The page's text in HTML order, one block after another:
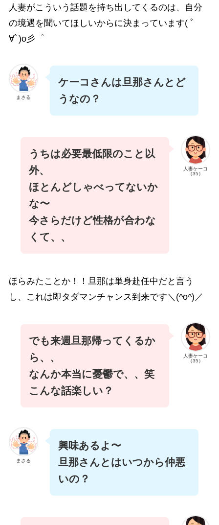
人妻がこういう話題を持ち出してくるのは、自分
の境遇を聞いてほしいからに決まっています( ﾟ
∀ﾟ)o彡゜
まさる
ケーコさんは旦那さんとど
うなの？
人妻ケーコ
（35）
うちは必要最低限のこと以
外、
ほとんどしゃべってないか
な〜
今さらだけど性格が合わな
くて、、
ほらみたことか！！旦那は単身赴任中だと言う
し、これは即タダマンチャンス到来です＼(^o^)／
人妻ケーコ
（35）
でも来週旦那帰ってくるか
ら、、
なんか本当に憂鬱で、、笑
こんな話楽しい？
まさる
興味あるよ〜
旦那さんとはいつから仲悪
いの？